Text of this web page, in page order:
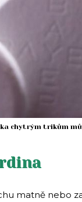
chytrým trikům
matně nebo